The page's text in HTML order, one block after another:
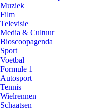
Muziek
Film
Televisie
Media & Cultuur
Bioscoopagenda
Sport
Voetbal
Formule 1
Autosport
Tennis
Wielrennen
Schaatsen